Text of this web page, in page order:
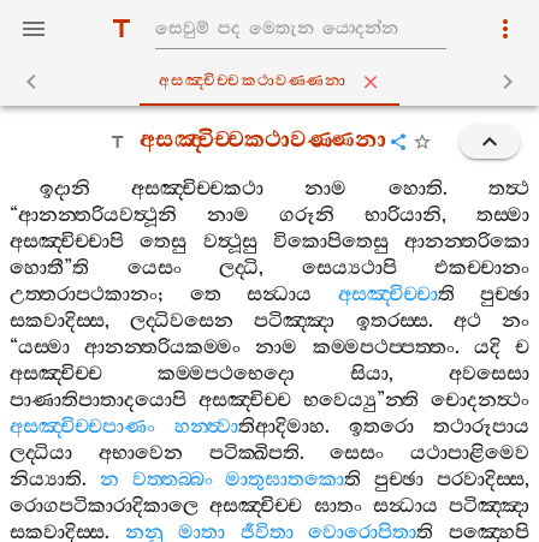
අසඤ‍්චිච‍්චකථාවණ‍්ණනා
අසඤ‍්චිච‍්චකථාවණ‍්ණනා
ඉදානි අසඤ‍්චිච‍්චකථා නාම හොති. තත්‍ථ
“ආනන‍්තරියවත්‍ථූනි නාම ගරූනි භාරියානි, තස‍්මා
අසඤ‍්චිච‍්චාපි
තෙසු වත්‍ථූසු විකොපිතෙසු
ආනන‍්තරිකො
හොතී”ති යෙසං ලද‍්ධි, සෙය්‍යථාපි
එකච‍්චානං
උත‍්තරාපථකානං; තෙ සන්‍ධාය අසඤ‍්චිච‍්චාති
පුච‍්ඡා
සකවාදිස‍්ස,ලද‍්ධිවසෙන පටිඤ‍්ඤා ඉතරස‍්ස. අථ
නං
“යස‍්මා ආනන‍්තරියකම‍්මං නාම කම‍්මපථප‍්පත‍්තං. යදි
ච
අසඤ‍්චිච‍්ච
කම‍්මපථභෙදො සියා, අවසෙසා
පාණාතිපාතාදයොපි අසඤ‍්චිච‍්ච භවෙය්‍යු”න‍්ති චොදනත්‍ථං
අසඤ‍්චිච‍්චපාණං
හන‍්ත්‍වාතිආදිමාහ. ඉතරො
තථාරූපාය
ලද‍්ධියා
අභාවෙන පටික‍්ඛිපති.සෙසං
යථාපාළිමෙව
නිය්‍යාති. න වත‍්තබ‍්බං මාතුඝාතකොති පුච‍්ඡා පරවාදිස‍්ස,
රොගපටිකාරාදිකාලෙ අසඤ‍්චිච‍්ච ඝාතං සන්‍ධාය පටිඤ‍්ඤා
සකවාදිස‍්ස. නනු මාතා ජීවිතා වොරොපිතාති
පඤ‍්හෙපි